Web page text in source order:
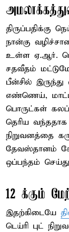
திருப்பதிக்கு
நான்கு
உள்ள ஏ.ஆர்.
சதவீதம்
பீன்சில்
எண்ணெய்,
பொருட்கள்
தெரிய
நிறுவனத்தை
தேவஸ்தானம்
ஒப்பந்தம்
12 க்கும்
இதற்கிடையே
டெய்ரி புட்